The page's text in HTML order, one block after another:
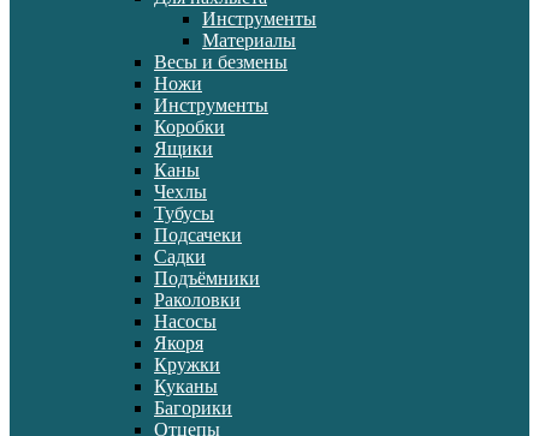
Инструменты
Материалы
Весы и безмены
Ножи
Инструменты
Коробки
Ящики
Каны
Чехлы
Тубусы
Подсачеки
Садки
Подъёмники
Раколовки
Насосы
Якоря
Кружки
Куканы
Багорики
Отцепы